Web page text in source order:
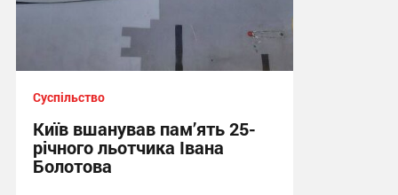
Суспільство
Київ вшанував пам’ять 25-
річного льотчика Івана
Болотова